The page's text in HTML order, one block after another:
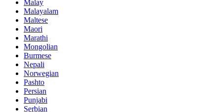
Malay
Malayalam
Maltese
Maori
Marathi
Mongolian
Burmese
Nepali
Norwegian
Pashto
Persian
Punjabi
Serbian